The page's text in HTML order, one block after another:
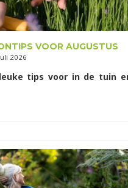
VOOR AUGUSTUS
2026
tips voor in de tuin